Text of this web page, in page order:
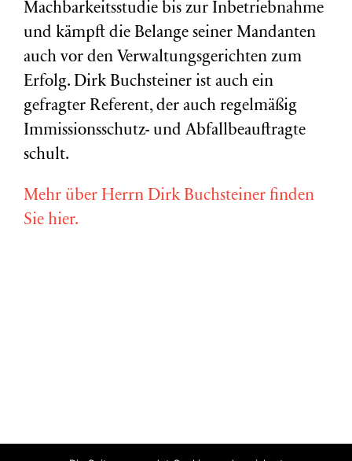
Machbarkeitsstudie bis zur Inbetriebnahme
und kämpft die Belange seiner Mandanten
auch vor den Verwaltungsgerichten zum
Erfolg. Dirk Buchsteiner ist auch ein
gefragter Referent, der auch regelmäßig
Immissionsschutz- und Abfallbeauftragte
schult.
Mehr über Herrn Dirk Buchsteiner finden
Sie hier.